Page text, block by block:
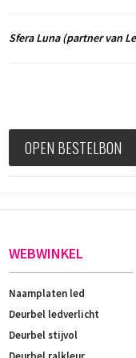
Sfera Luna(partner van
OPEN BESTELBON
WEBWINKEL
Naamplaten led
Deurbel ledverlicht
Deurbel stijvol